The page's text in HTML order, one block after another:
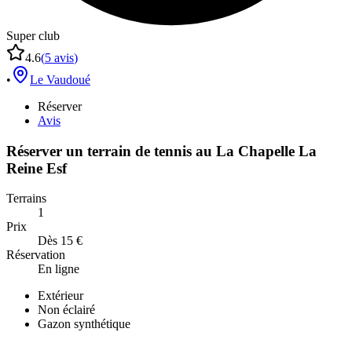
Super club
4.6(5 avis)
•
Le Vaudoué
Réserver
Avis
Réserver un terrain de tennis au La Chapelle La
Reine Esf
Terrains
1
Prix
Dès 15 €
Réservation
En ligne
Extérieur
Non éclairé
Gazon synthétique